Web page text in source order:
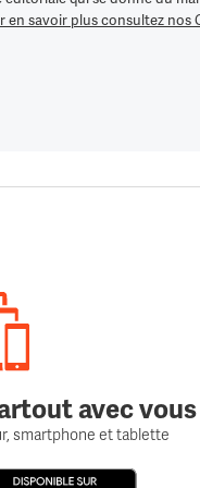
en savoir plus consultez nos
avec vous
smartphone et tablette